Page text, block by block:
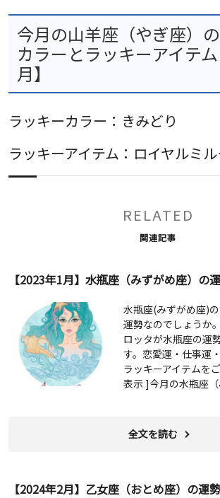
今月の山羊座（やぎ座）
カラーとラッキーアイテ
月】
ラッキーカラー：きみどり
ラッキーアイテム：ロイヤルミ
RELATED
関連記事
【2023年1月】水瓶座（みずがめ座）の
水瓶座(みずがめ座)
運勢なのでしょうか
ロッタが水瓶座の運
す。恋愛運・仕事運
ラッキーアイテムを
表示 ]今月の水瓶座
全文を読む
【2024年2月】乙女座（おとめ座）の運勢